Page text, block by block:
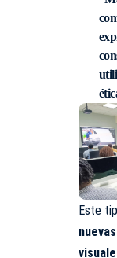
Este